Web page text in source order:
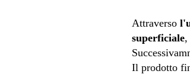
Attraverso
superficiale,
Il prodotto